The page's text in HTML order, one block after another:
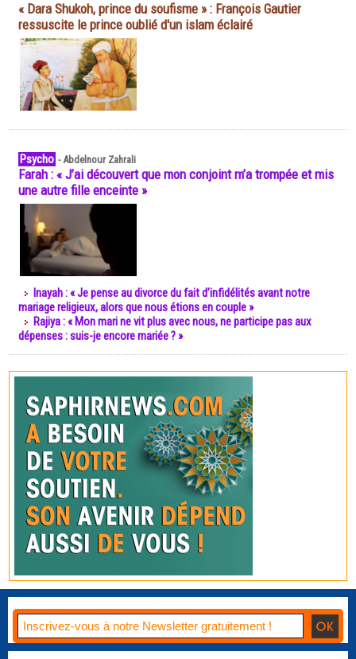
« Dara Shukoh, prince du soufisme » : François Gautier
ressuscite le prince oublié d'un islam éclairé
Psycho -Abdelnour Zahrali
Farah : « J’ai découvert que mon conjoint m’a trompée et mis
une autre fille enceinte »
Inayah : « Je pense au divorce du fait d’infidélités avant notre
mariage religieux, alors que nous étions en couple »
Rajiya : « Mon mari ne vit plus avec nous, ne participe pas aux
dépenses : suis-je encore mariée ? »